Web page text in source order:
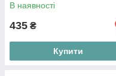
В наявності
435 ₴
Купити